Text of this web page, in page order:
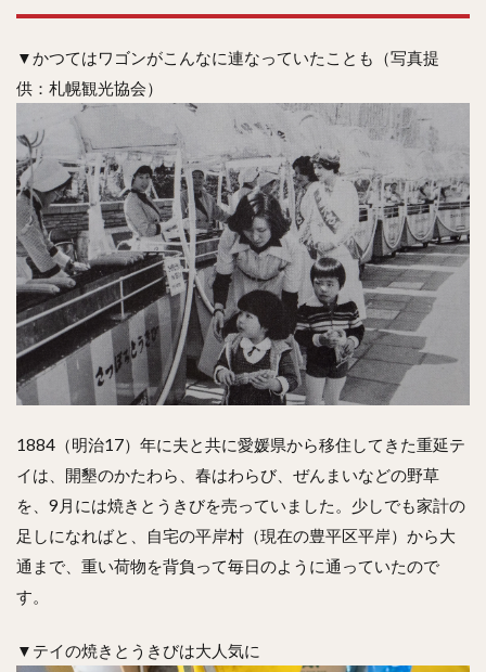
▼かつてはワゴンがこんなに連なっていたことも（写真提
供：札幌観光協会）
1884（明治17）年に夫と共に愛媛県から移住してきた重延テ
イは、開墾のかたわら、春はわらび、ぜんまいなどの野草
を、9月には焼きとうきびを売っていました。少しでも家計の
足しになればと、自宅の平岸村（現在の豊平区平岸）から大
通まで、重い荷物を背負って毎日のように通っていたので
す。
▼テイの焼きとうきびは大人気に